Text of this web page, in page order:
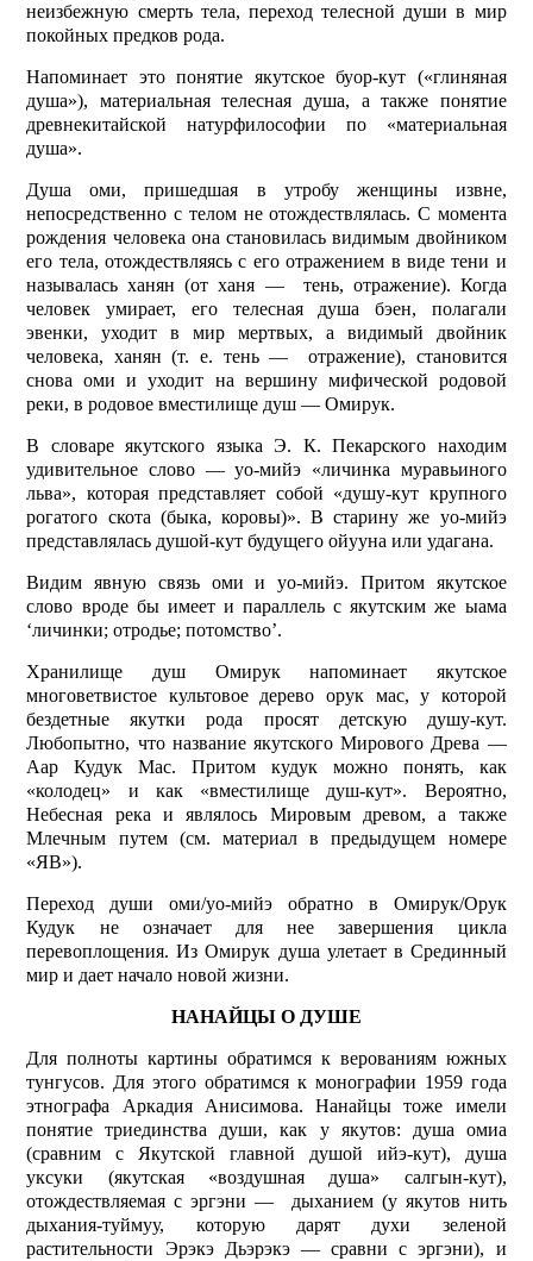
неизбежную смерть тела, переход телесной души в мир
покойных предков рода.
Напоминает это понятие якутское буор-кут («глиняная
душа»), материальная телесная душа, а также понятие
древнекитайской натурфилософии по «материальная
душа».
Душа оми, пришедшая в утробу женщины извне,
непосредственно с телом не отождествлялась. С момента
рождения человека она становилась видимым двойником
его тела, отождествляясь с его отражением в виде тени и
называлась ханян (от ханя — тень, отражение). Когда
человек умирает, его телесная душа бэен, полагали
эвенки, уходит в мир мертвых, а видимый двойник
человека, ханян (т. е. тень — отражение), становится
снова оми и уходит на вершину мифической родовой
реки, в родовое вместилище душ — Омирук.
В словаре якутского языка Э. К. Пекарского находим
удивительное слово — уо-мийэ «личинка муравьиного
льва», которая представляет собой «душу-кут крупного
рогатого скота (быка, коровы)». В старину же уо-мийэ
представлялась душой-кут будущего ойууна или удагана.
Видим явную связь оми и уо-мийэ. Притом якутское
слово вроде бы имеет и параллель с якутским же ыама
‘личинки; отродье; потомство’.
Хранилище душ Омирук напоминает якутское
многоветвистое культовое дерево орук мас, у которой
бездетные якутки рода просят детскую душу-кут.
Любопытно, что название якутского Мирового Древа —
Аар Кудук Мас. Притом кудук можно понять, как
«колодец» и как «вместилище душ-кут». Вероятно,
Небесная река и являлось Мировым древом, а также
Млечным путем (см. материал в предыдущем номере
«ЯВ»).
Переход души оми/уо-мийэ обратно в Омирук/Орук
Кудук не означает для нее завершения цикла
перевоплощения. Из Омирук душа улетает в Срединный
мир и дает начало новой жизни.
НАНАЙЦЫ О ДУШЕ
Для полноты картины обратимся к верованиям южных
тунгусов. Для этого обратимся к монографии 1959 года
этнографа Аркадия Анисимова. Нанайцы тоже имели
понятие триединства души, как у якутов: душа омиа
(сравним с Якутской главной душой ийэ-кут), душа
уксуки (якутская «воздушная душа» салгын-кут),
отождествляемая с эргэни — дыханием (у якутов нить
дыхания-туймуу, которую дарят духи зеленой
растительности Эрэкэ Дьэрэкэ — сравни с эргэни), и